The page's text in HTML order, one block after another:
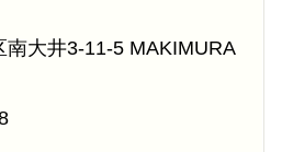
大井3-11-5 MAKIMURA